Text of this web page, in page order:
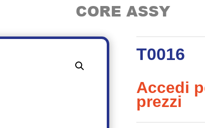
CORE ASSY
T0016
Accedi
prezzi